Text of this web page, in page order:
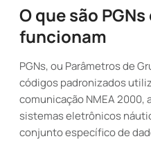
O que são
funcionam
PGNs, ou Parâmetros de
códigos padronizados
comunicação NMEA 2000,
sistemas eletrônicos
conjunto específico de